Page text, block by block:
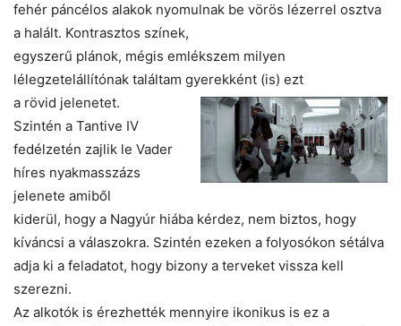
fehér páncélos alakok nyomulnak be vörös lézerrel osztva
a halált. Kontrasztos színek,
egyszerű plánok, mégis emlékszem milyen
lélegzetelállítónak találtam gyerekként (is) ezt
a rövid jelenetet.
Szintén a Tantive IV
fedélzetén zajlik le Vader
híres nyakmasszázs
jelenete amiből
kiderül, hogy a Nagyúr hiába kérdez, nem biztos, hogy
kíváncsi a válaszokra. Szintén ezeken a folyosókon sétálva
adja ki a feladatot, hogy bizony a terveket vissza kell
szerezni.
Az alkotók is érezhették mennyire ikonikus is ez a